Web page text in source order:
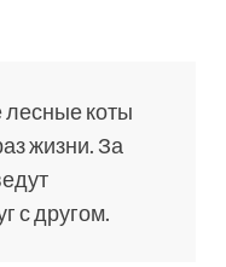
лесные коты
жизни. За
с другом.